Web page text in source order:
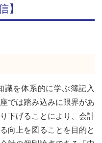
】
識を体系的に学ぶ簿記入
では踏み込みに限界があ
下げることにより、会計
向上を図ることを目的と